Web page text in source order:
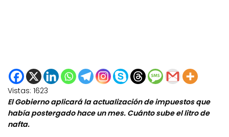
Vistas: 1623
El Gobierno aplicará la actualización de impuestos que
había postergado hace un mes. Cuánto sube el litro de
nafta.